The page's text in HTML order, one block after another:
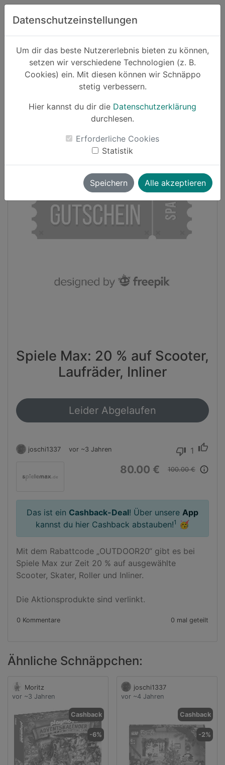
Zum Hauptinhalt springen
Datenschutzeinstellungen
Um dir das beste Nutzererlebnis bieten zu können,
setzen wir verschiedene Technologien (z. B.
Cookies) ein. Mit diesen können wir Schnäppo
stetig verbessern.
Hier kannst du dir die Datenschutzerklärung
durchlesen.
Erforderliche Cookies
Statistik
Speichern Alle akzeptieren
Suchen
Schnäppchen Sport und Freizeit
Cashback
Spiele Max: 20 % auf Scooter,
Laufräder, Inliner
Leider Abgelaufen
joschi1337 vor ~3 Jahren thumb_down 1 thumb_up
80.00 € 100.00 € info_outline
Das ist ein Cashback-Deal! Über unsere App
kannst du hier Cashback abstauben!1 🥳
Mit dem Rabattcode „OUTDOOR20“ gibt es bei
Spiele Max zur Zeit 20 % auf ausgewählte
Scooter, Skater, Roller und Inliner.
Die Aktionsprodukte sind verlinkt.
0 Kommentare 0 mal geteilt
Ähnliche Schnäppchen:
Moritz
vor ~3 Jahren
Cashback
-6%
joschi1337
vor ~4 Jahren
Cashback
-2%